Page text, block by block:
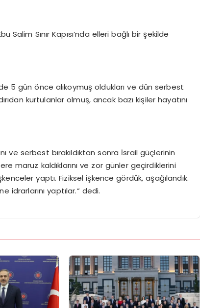
Salim Sınır Kapısı’nda elleri bağlı bir şekilde
5 gün önce alıkoymuş oldukları ve dün serbest
kurtulanlar olmuş, ancak bazı kişiler hayatını
ve serbest bırakıldıktan sonra İsrail güçlerinin
maruz kaldıklarını ve zor günler geçirdiklerini
yaptı. Fiziksel işkence gördük, aşağılandık.
idrarlarını yaptılar.” dedi.